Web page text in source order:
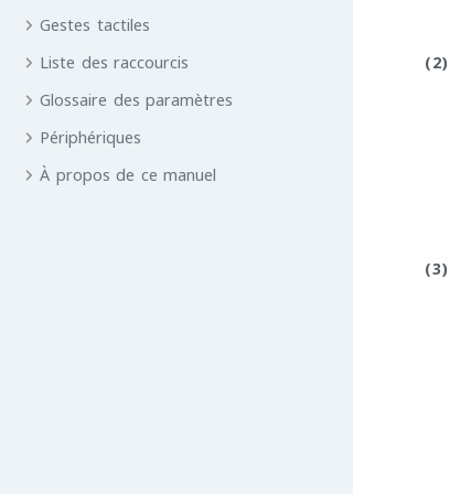
Gestes tactiles
Liste des raccourcis
Glossaire des paramètres
Périphériques
À propos de ce manuel
(2)
(3)